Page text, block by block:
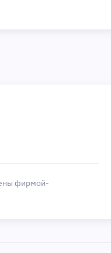
фирмой-